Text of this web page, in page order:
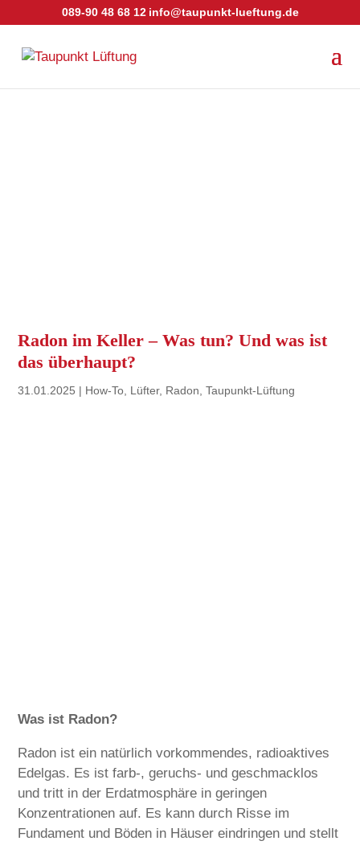
089-90 48 68 12 info@taupunkt-lueftung.de
Radon im Keller – Was tun? Und was ist
das überhaupt?
31.01.2025 | How-To Lüfter, Radon ,Taupunkt-Lüftung
Was ist Radon?
Radon ist ein natürlich vorkommendes, radioaktives
Edelgas. Es ist farb-, geruchs- und geschmacklos
und tritt in der Erdatmosphäre in geringen
Konzentrationen auf. Es kann durch Risse im
Fundament und Böden in Häuser eindringen und stellt